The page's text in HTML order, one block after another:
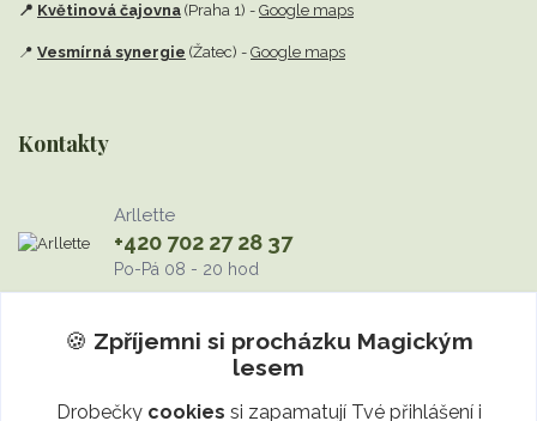
📍 Květinová čajovna (Praha 1) - Google maps
📍 Vesmírná synergie (Žatec) - Google maps
Kontakty
Arllette
+420 702 27 28 37
Po-Pá 08 - 20 hod
info@MagickyLes.cz
🍪 Zpříjemni si procházku Magickým
lesem
Drobečky cookies si zapamatují Tvé přihlášení i